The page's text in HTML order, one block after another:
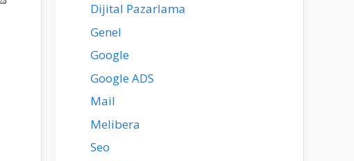
Dijital Pazarlama
Genel
Google
Google ADS
Mail
Melibera
Seo